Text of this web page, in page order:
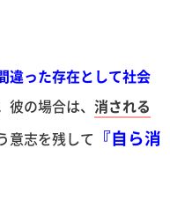
違った存在として社会
の場合は、 消される
意志を残して 『自ら消